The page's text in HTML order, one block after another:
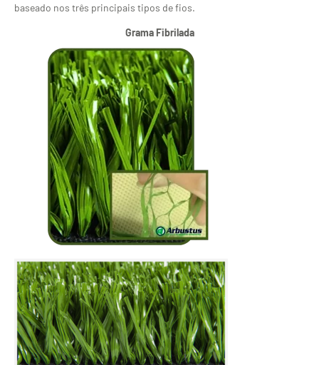
baseado nos três principais tipos de fios.
Grama Fibrilada